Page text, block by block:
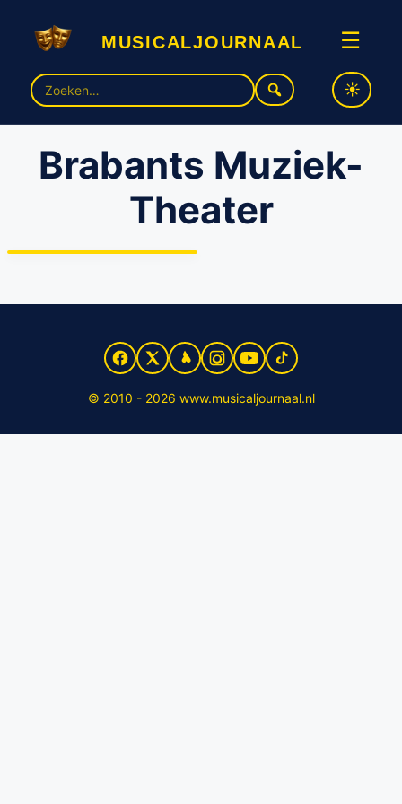
musicaljournaal ☰
Zoek
naar:
Brabants Muziek-
Theater
jubileumproductie van Het
Brabants Muziek-Theater
© 2010 - 2026 www.musicaljournaal.nl